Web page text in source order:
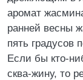
аромат
ранней весны
пять градусов
Если бы кто-
сква-жину, то